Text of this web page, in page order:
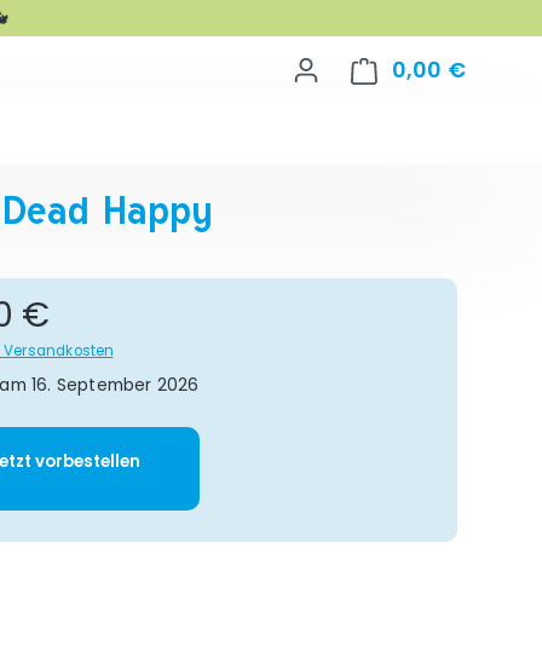
0,00 €
Happy
Preis:
€
Versandkosten
16. September 2026
den gewünschten Wert ein
vorbestellen